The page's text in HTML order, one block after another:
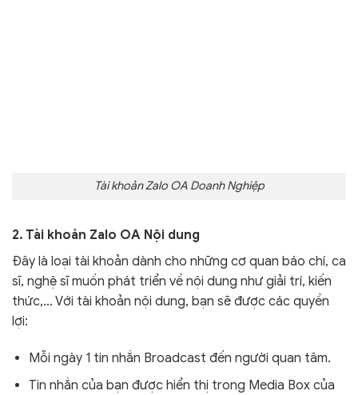
Tài khoản Zalo OA Doanh Nghiệp
2. Tài khoản Zalo OA Nội dung
Đây là loại tài khoản dành cho những cơ quan báo chí, ca
sĩ, nghệ sĩ muốn phát triển về nội dung như giải trí, kiến
thức,… Với tài khoản nội dung, bạn sẽ được các quyền
lợi:
Mỗi ngày 1 tin nhắn Broadcast đến người quan tâm.
Tin nhắn của bạn được hiển thị trong Media Box của